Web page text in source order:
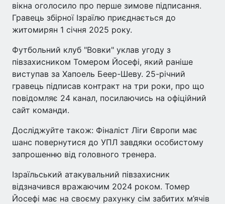
вікна оголосило про перше зимове підписання.
Гравець збірної Ізраїлю приєднається до
житомирян 1 січня 2025 року.
Футбольний клуб "Вовки" уклав угоду з
півзахисником Томером Йосефі, який раніше
виступав за Хапоель Беер-Шеву. 25-річний
гравець підписав контракт на три роки, про що
повідомляє 24 канал, посилаючись на офіційний
сайт команди.
Досліджуйте також: Фіналіст Ліги Європи має
шанс повернутися до УПЛ завдяки особистому
запрошенню від головного тренера.
Ізраїльський атакувальний півзахисник
відзначився вражаючим 2024 роком. Томер
Йосефі має на своєму рахунку сім забитих м’ячів